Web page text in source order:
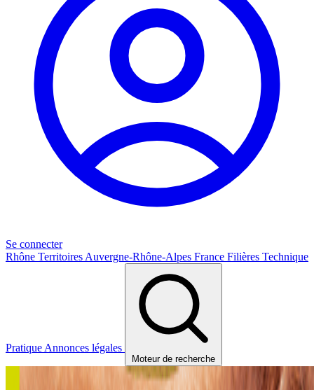
Se connecter
Rhône Territoires Auvergne-Rhône-Alpes France Filières Technique
Pratique Annonces légales
Moteur de recherche